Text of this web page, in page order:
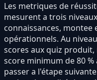
Les metriques de
mesurent a trois
connaissances,
opérationnels. Au
scores aux quiz
score minimum de 80
passer a l'étape